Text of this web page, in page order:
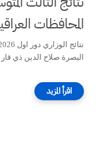
المحافظات
البصرة صلاح الدين ذي قار